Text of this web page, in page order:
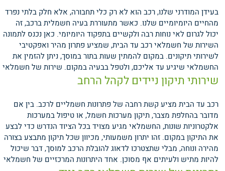
בעידן המודרני שלנו, רכב הוא לא רק כלי תחבורה, אלא חלק בלתי נפרד
מהחיים היומיומיים שלנו. כאשר מתעוררת בעיה חשמלית ברכב, זה
יכול לגרום לאי נוחות רבה ולקשיים בתפקוד היומיומי. כאן נכנס לתמונה
השירות של חשמלאי רכב עד הבית, שמציע פתרון מהיר ואפקטיבי
לשירותי תיקונים. במקום להמתין שעות בתור במוסך, ניתן להזמין את
החשמלאי שיגיע עד אליכם, ולטפל בבעיה במקום.
שירותי תיקון ניידים לקהל הרחב
שירות של חשמלאי
רכב עד הבית מציע קשת רחבה של פתרונות חשמליים לרכב. בין אם
מדובר בהחלפת מצבר, תיקון מערכות חשמל, או טיפול במערכות
אלקטרוניות שונות, החשמלאי מגיע מצויד בכל הציוד הנדרש כדי לבצע
את התיקון במקום. זהו יתרון משמעותי, מכיוון שכל תיקון מתבצע בצורה
מהירה ונוחה, מבלי שתצטרכו לדאוג להובלת הרכב למוסך, דבר שיכול
להיות מתיש ולעיתים אף מסוכן. אחד היתרונות המרכזיים של חשמלאי